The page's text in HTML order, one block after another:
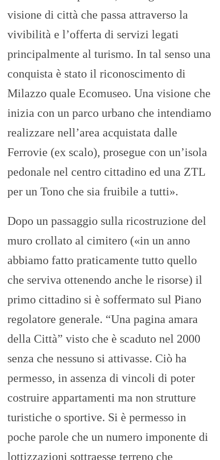
visione di città che passa attraverso la
vivibilità e l’offerta di servizi legati
principalmente al turismo. In tal senso una
conquista è stato il riconoscimento di
Milazzo quale Ecomuseo. Una visione che
inizia con un parco urbano che intendiamo
realizzare nell’area acquistata dalle
Ferrovie (ex scalo), prosegue con un’isola
pedonale nel centro cittadino ed una ZTL
per un Tono che sia fruibile a tutti».
Dopo un passaggio sulla ricostruzione del
muro crollato al cimitero («in un anno
abbiamo fatto praticamente tutto quello
che serviva ottenendo anche le risorse) il
primo cittadino si è soffermato sul Piano
regolatore generale. “Una pagina amara
della Città” visto che è scaduto nel 2000
senza che nessuno si attivasse. Ciò ha
permesso, in assenza di vincoli di poter
costruire appartamenti ma non strutture
turistiche o sportive. Si è permesso in
poche parole che un numero imponente di
lottizzazioni sottraesse terreno che